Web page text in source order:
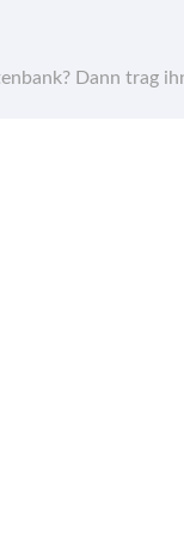
Dann trag